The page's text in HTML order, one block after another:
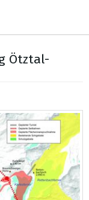
Ötztal-